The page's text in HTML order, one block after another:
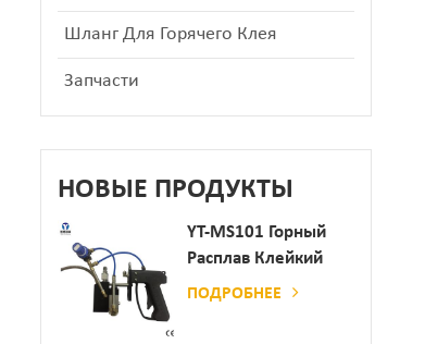
Шланг Для Горячего Клея
Запчасти
НОВЫЕ ПРОДУКТЫ
YT-MS101 Горный
Расплав Клейкий
Распылительный
ПОДРОБНЕЕ